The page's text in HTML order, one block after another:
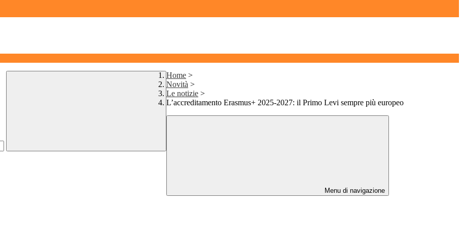
Home >
Novità >
Le notizie >
L’accreditamento Erasmus+ 2025-2027: il Primo Levi sempre più europeo
Menu di navigazione